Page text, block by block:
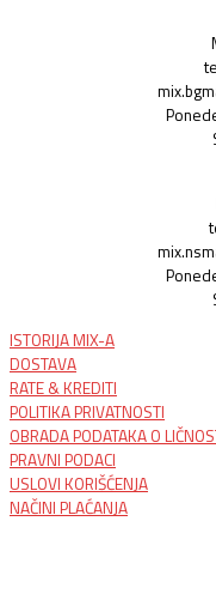
ISTORIJA MIX-A
DOSTAVA
RATE & KREDITI
POLITIKA PRIVATNOSTI
OBRADA PODATAKA O
PRAVNI PODACI
USLOVI KORIŠĆENJA
NAČINI PLAĆANJA